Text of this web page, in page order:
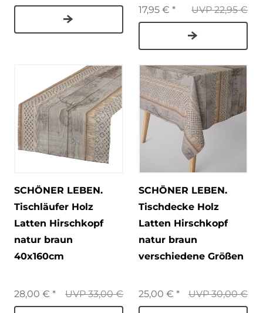
UVP 22,95 €
17,95 € *
SCHÖNER LEBEN.
Tischläufer Holz
Latten Hirschkopf
natur braun
40x160cm
UVP 33,00 €
28,00 € *
SCHÖNER LEBEN.
Tischdecke Holz
Latten Hirschkopf
natur braun
verschiedene Größen
UVP 30,00 €
25,00 € *